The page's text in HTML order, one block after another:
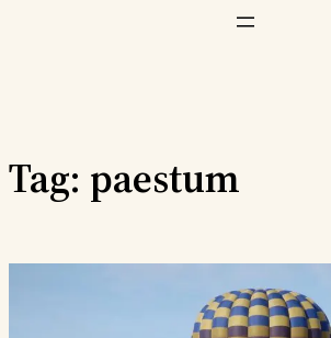
Tag: paestum